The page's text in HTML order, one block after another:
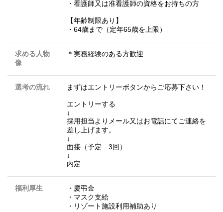
・看護師又は准看護師の資格をお持ちの方
【年齢制限あり】
・64歳まで（定年65歳を上限）
求める人物
像
＊実務経験のある方歓迎
選考の流れ まずはエントリーボタンからご応募下さい！
エントリーする
↓
採用担当よりメール又はお電話にてご連絡を
差し上げます。
↓
面接（予定 3回）
↓
内定
福利厚生
・慶弔金
・マスク支給
・リゾート施設利用補助あり